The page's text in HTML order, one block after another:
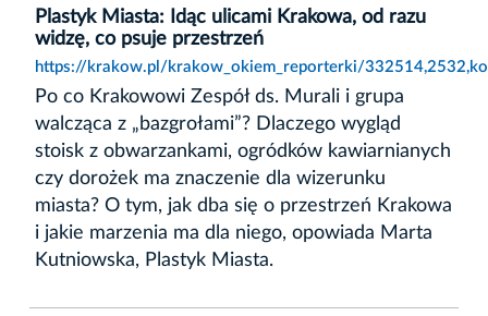
Plastyk Miasta: Idąc ulicami Krakowa, od razu
widzę, co psuje przestrzeń
https://krakow.pl/krakow_okiem_reporterki/
Po co Krakowowi Zespół ds. Murali i grupa
walcząca z „bazgrołami”? Dlaczego wygląd
stoisk z obwarzankami, ogródków kawiarnianych
czy dorożek ma znaczenie dla wizerunku
miasta? O tym, jak dba się o przestrzeń Krakowa
i jakie marzenia ma dla niego, opowiada Marta
Kutniowska, Plastyk Miasta.